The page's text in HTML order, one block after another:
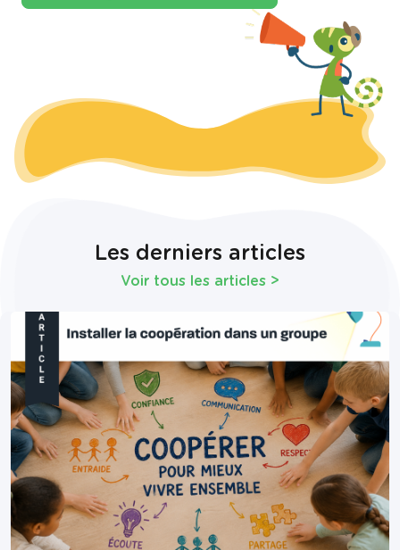
Les derniers articles
Voir tous les articles >